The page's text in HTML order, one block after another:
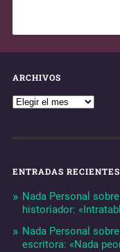
ARCHIVOS
ENTRADAS RECIENTES
Nada Personal
historiador:
Nada Personal
escritora: «Nada